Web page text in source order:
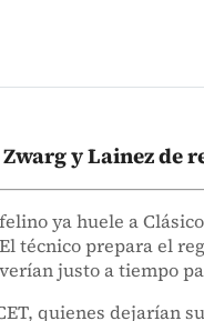
y Lainez de
ya huele a
técnico prepara el
justo a tiempo
quienes dejarían